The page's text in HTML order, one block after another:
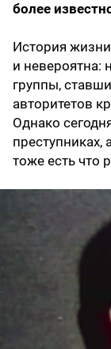
более
История
и невероятна:
группы,
авторитетов
Однако
преступниках,
тоже есть что